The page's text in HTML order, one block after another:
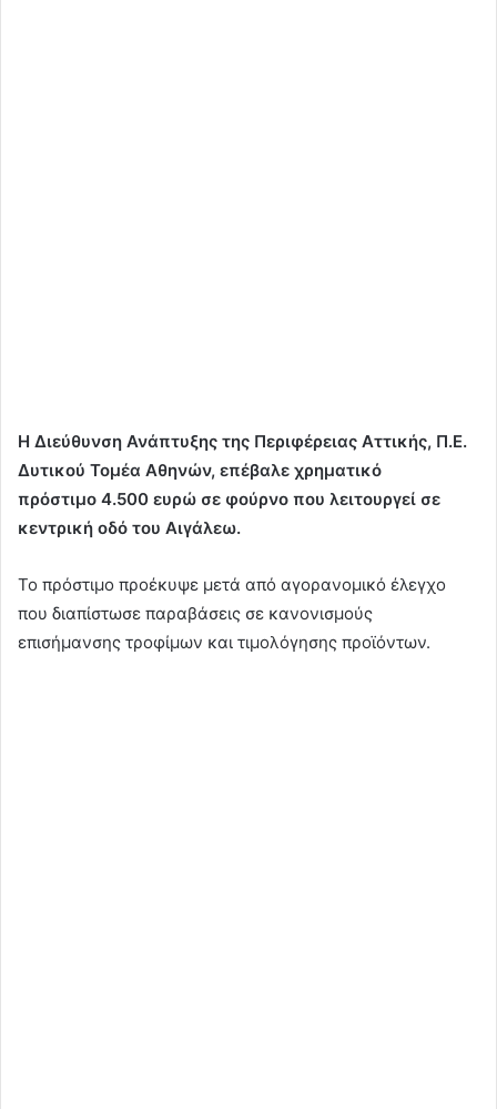
Η Διεύθυνση Ανάπτυξης της Περιφέρειας Αττικής, Π.Ε.
Δυτικού Τομέα Αθηνών, επέβαλε χρηματικό
πρόστιμο 4.500 ευρώ σε φούρνο που λειτουργεί σε
κεντρική οδό του Αιγάλεω.
Το πρόστιμο προέκυψε μετά από αγορανομικό έλεγχο
που διαπίστωσε παραβάσεις σε κανονισμούς
επισήμανσης τροφίμων και τιμολόγησης προϊόντων.